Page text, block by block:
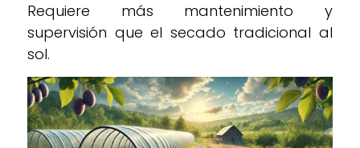
Requiere más mantenimiento y
supervisión que el secado tradicional al
sol.